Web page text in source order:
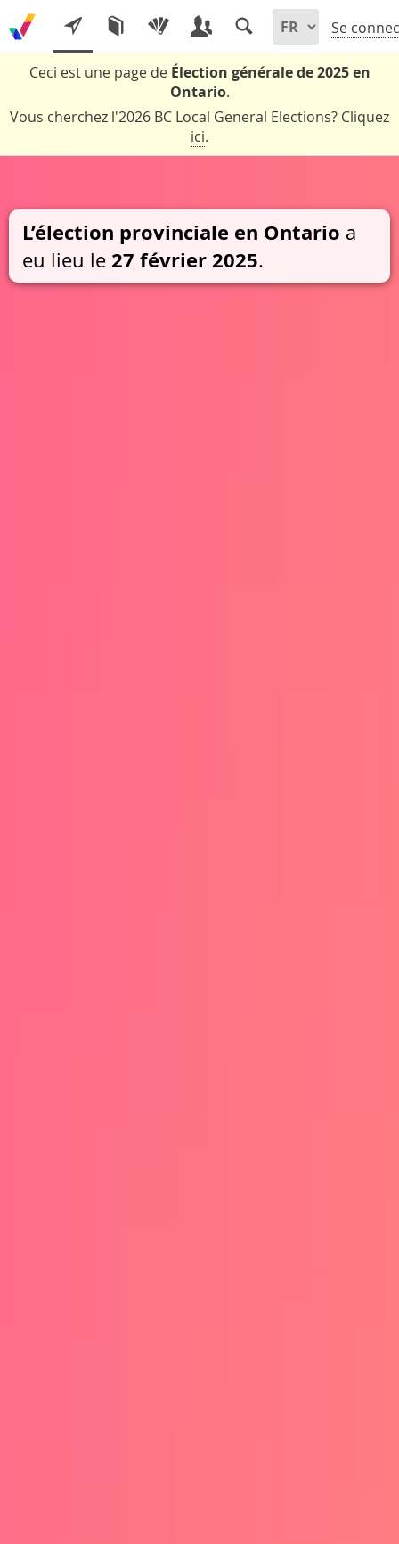
Se
Ceci est une page de Élection générale de 2025 en
Ontario.
Vous cherchez l'2026 BC Local General Elections? Cliquez
ici.
L’élection provinciale en Ontario a
eu lieu le 27 février 2025.